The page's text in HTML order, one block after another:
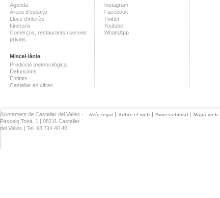
Agenda
Àrees d'esbarjo
Llocs d'interès
Itineraris
Comerços, restaurants i serveis
privats
Miscel·lània
Predicció meteorològica
Defuncions
Entitats
Castellar en xifres
Instagram
Facebook
Twitter
Youtube
WhatsApp
Avís legal Sobre el web Accessibilitat Mapa web
Ajuntament de Castellar del Vallès ·
Passeig Tolrà, 1 | 08211 Castellar
del Vallès | Tel. 93 714 40 40